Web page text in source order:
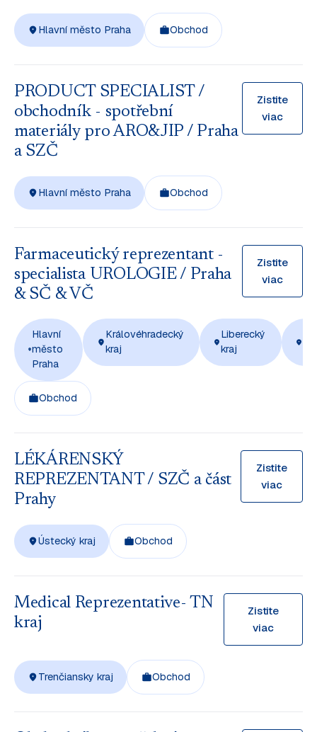
Hlavní město Praha Obchod
PRODUCT SPECIALIST /
obchodník - spotřební
materiály pro ARO&JIP / Praha
a SZČ
Zistite
viac
Hlavní město Praha Obchod
Farmaceutický reprezentant -
specialista UROLOGIE / Praha
& SČ & VČ
Zistite
viac
Hlavní
město
Praha
Královéhradecký
kraj
Liberecký
kraj
Obchod
LÉKÁRENSKÝ
REPREZENTANT / SZČ a část
Prahy
Zistite
viac
Ústecký kraj Obchod
Medical Reprezentative- TN
kraj
Zistite
viac
Trenčiansky kraj Obchod